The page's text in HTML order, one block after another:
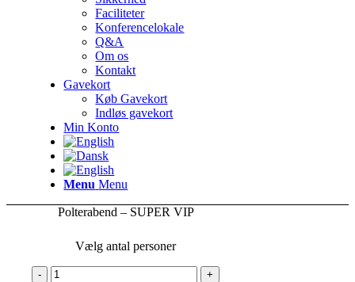
Faciliteter
Konferencelokale
Q&A
Om os
Kontakt
Gavekort
Køb Gavekort
Indløs gavekort
Min Konto
Menu Menu
Polterabend – SUPER VIP
Vælg antal personer
- +